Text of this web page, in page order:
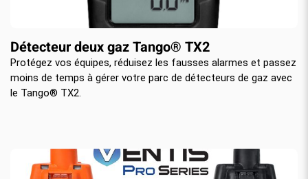
Détecteur deux gaz Tango® TX2
Protégez vos équipes, réduisez les fausses alarmes et passez
moins de temps à gérer votre parc de détecteurs de gaz avec
le Tango® TX2.